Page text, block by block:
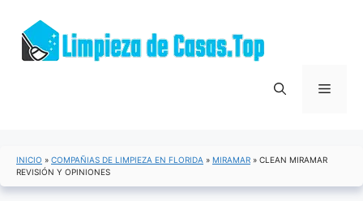
contenido
Menú
INICIO » COMPAÑIAS DE LIMPIEZA EN FLORIDA » MIRAMAR » CLEAN MIRAMAR
REVISIÓN Y OPINIONES